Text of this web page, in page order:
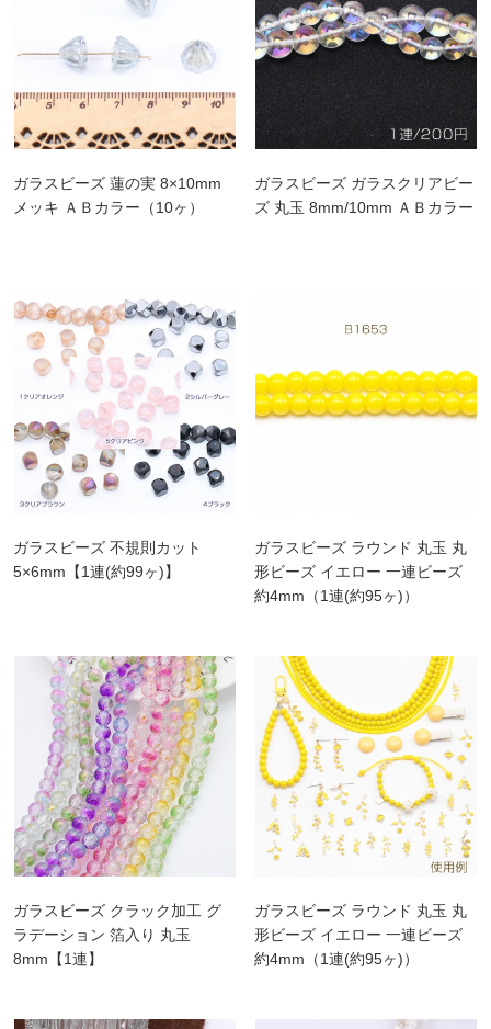
ガラスビーズ 蓮の実 8×10mm
メッキ ＡＢカラー（10ヶ）
ガラスビーズ ガラスクリアビー
ズ 丸玉 8mm/10mm ＡＢカラー
ガラスビーズ 不規則カット
5×6mm【1連(約99ヶ)】
ガラスビーズ ラウンド 丸玉 丸
形ビーズ イエロー 一連ビーズ
約4mm（1連(約95ヶ)）
ガラスビーズ クラック加工 グ
ラデーション 箔入り 丸玉
8mm【1連】
ガラスビーズ ラウンド 丸玉 丸
形ビーズ イエロー 一連ビーズ
約4mm（1連(約95ヶ)）